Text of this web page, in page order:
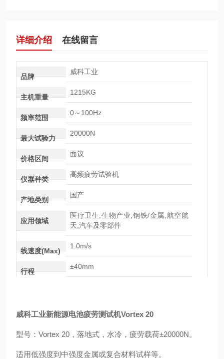
详细介绍 在线留言
品牌
威科工业
主机重量
1215KG
频率范围
0～100Hz
最大试验力
20000N
价格区间
面议
仪器种类
高频疲劳试验机
产地类别
国产
应用领域
医疗卫生,生物产业,钢铁/金属,航空航
天,汽车及零部件
线速度(Max)
1.0m/s
行程
±40mm
威科工业新能源电池疲劳测试机Vortex 20
型号：Vortex 20， 落地式，水冷， 疲劳载荷±20000N。
适用低强度到中强度金属或复合材料试样等。